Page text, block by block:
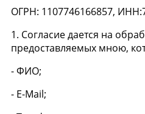
ОГРН: 1107746166857,
1. Согласие дается на
предоставляемых мною,
- ФИО;
- E-Mail;